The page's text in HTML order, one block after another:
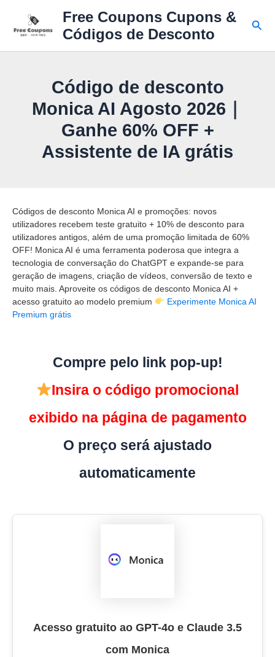
Free Coupons Cupons &
Códigos de Desconto
Código de desconto
Monica AI Agosto 2026｜
Ganhe 60% OFF +
Assistente de IA grátis
Códigos de desconto Monica AI e promoções: novos
utilizadores recebem teste gratuito + 10% de desconto para
utilizadores antigos, além de uma promoção limitada de 60%
OFF! Monica AI é uma ferramenta poderosa que integra a
tecnologia de conversação do ChatGPT e expande-se para
geração de imagens, criação de vídeos, conversão de texto e
muito mais. Aproveite os códigos de desconto Monica AI +
acesso gratuito ao modelo premium
Experimente Monica AI
Premium grátis
Compre pelo link pop-up!
Insira o código promocional
exibido na página de pagamento
O preço será ajustado
automaticamente
Acesso gratuito ao GPT-4o e Claude 3.5
com Monica